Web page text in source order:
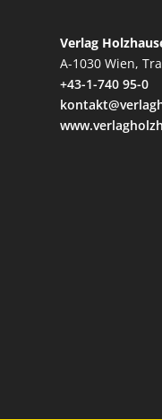
Verlag
A-1030 Wien,
+43-1-740 95-0